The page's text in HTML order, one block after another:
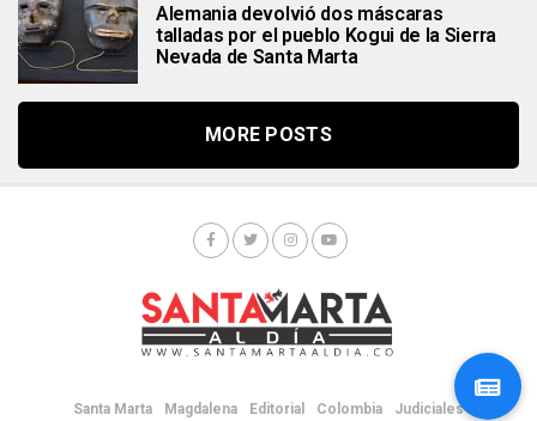
Alemania devolvió dos máscaras
talladas por el pueblo Kogui de la Sierra
Nevada de Santa Marta ⁩
MORE POSTS
Santa Marta Magdalena Editorial Colombia
Judiciales